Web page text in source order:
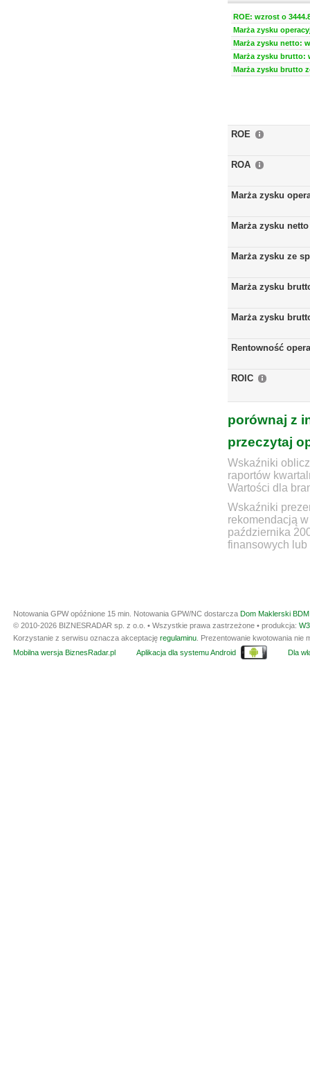
ROE: wzrost o
Marża zysku
Marża zysku netto:
Marża zysku brutto:
Marża zysku brutto
ROE
ROA
Marża zysku
Marża zysku netto
Marża zysku ze
Marża zysku
Marża zysku
Rentowność
ROIC
porównaj z
przeczytaj
Wskaźniki
raportów
Wartości dla
Wskaźniki
rekomendacją
października
finansowych lub
Notowania GPW opóźnione 15 min. Notowania GPW/NC dostarcza Dom Maklerski
© 2010-2026 BIZNESRADAR sp. z o.o. • Wszystkie prawa zastrzeżone • produkcja:
Korzystanie z serwisu oznacza akceptację regulaminu . Prezentowanie kwotowania
Mobilna wersja BiznesRadar.pl
Aplikacja dla systemu Android Dla